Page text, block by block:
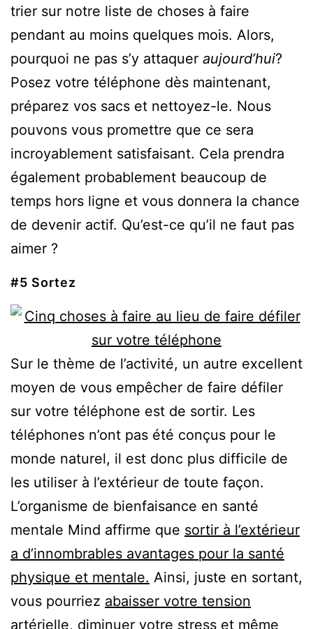
trier sur notre liste de choses à faire
pendant au moins quelques mois. Alors,
pourquoi ne pas s’y attaquer aujourd’hui?
Posez votre téléphone dès maintenant,
préparez vos sacs et nettoyez-le. Nous
pouvons vous promettre que ce sera
incroyablement satisfaisant. Cela prendra
également probablement beaucoup de
temps hors ligne et vous donnera la chance
de devenir actif. Qu’est-ce qu’il ne faut pas
aimer ?
#5 Sortez
Sur le thème de l’activité, un autre excellent
moyen de vous empêcher de faire défiler
sur votre téléphone est de sortir. Les
téléphones n’ont pas été conçus pour le
monde naturel, il est donc plus difficile de
les utiliser à l’extérieur de toute façon.
L’organisme de bienfaisance en santé
mentale Mind affirme que sortir à l’extérieur
a d’innombrables avantages pour la santé
physique et mentale. Ainsi, juste en sortant,
vous pourriez abaisser votre tension
artérielle, diminuer votre stress et même